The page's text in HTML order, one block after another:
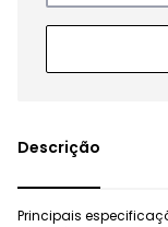
Principais